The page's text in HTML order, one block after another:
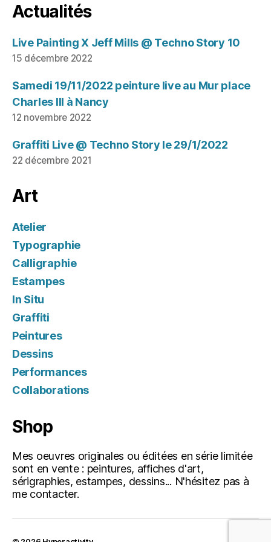
Actualités
Live Painting X Jeff Mills @ Techno Story 10
15 décembre 2022
Samedi 19/11/2022 peinture live au Mur place
Charles III à Nancy
12 novembre 2022
Graffiti Live @ Techno Story le 29/1/2022
22 décembre 2021
Art
Atelier
Typographie
Calligraphie
Estampes
In Situ
Graffiti
Peintures
Dessins
Performances
Collaborations
Shop
Mes oeuvres originales ou éditées en série limitée
sont en vente : peintures, affiches d'art,
sérigraphies, estampes, dessins... N'hésitez pas à
me contacter.